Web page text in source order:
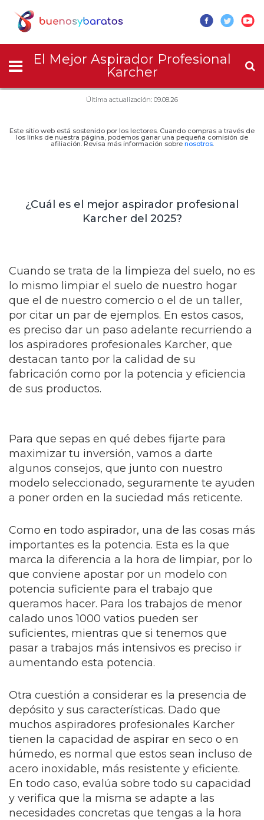
El Mejor Aspirador Profesional
Karcher
Última actualización: 09.08.26
Este sitio web está sostenido por los lectores. Cuando compras a través de
los links de nuestra página, podemos ganar una pequeña comisión de
afiliación. Revisa más información sobre nosotros.
¿Cuál es el mejor aspirador profesional
Karcher del 2025?
Cuando se trata de la limpieza del suelo, no es
lo mismo limpiar el suelo de nuestro hogar
que el de nuestro comercio o el de un taller,
por citar un par de ejemplos. En estos casos,
es preciso dar un paso adelante recurriendo a
los aspiradores profesionales Karcher, que
destacan tanto por la calidad de su
fabricación como por la potencia y eficiencia
de sus productos.
Para que sepas en qué debes fijarte para
maximizar tu inversión, vamos a darte
algunos consejos, que junto con nuestro
modelo seleccionado, seguramente te ayuden
a poner orden en la suciedad más reticente.
Como en todo aspirador, una de las cosas más
importantes es la potencia. Esta es la que
marca la diferencia a la hora de limpiar, por lo
que conviene apostar por un modelo con
potencia suficiente para el trabajo que
queramos hacer. Para los trabajos de menor
calado unos 1000 vatios pueden ser
suficientes, mientras que si tenemos que
pasar a trabajos más intensivos es preciso ir
aumentando esta potencia.
Otra cuestión a considerar es la presencia de
depósito y sus características. Dado que
muchos aspiradores profesionales Karcher
tienen la capacidad de aspirar en seco o en
húmedo, es normal que estos sean incluso de
acero inoxidable, más resistente y eficiente.
En todo caso, evalúa sobre todo su capacidad
y verifica que la misma se adapte a las
necesidades concretas que tengas a la hora